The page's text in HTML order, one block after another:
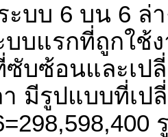
ะบบ 6 บน 6 ล่
บแรกที่ถูกใช้
บซ้อนและเป
า มีรูปแบบที่เ